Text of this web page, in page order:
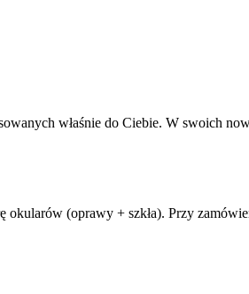
właśnie do Ciebie. W swoich
okularów (oprawy + szkła). Przy